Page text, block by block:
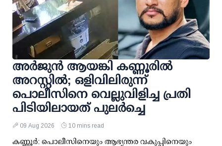
അര്‍ജുന്‍ ആയങ്കി കണ്ണൂരില്‍
അറസ്റ്റില്‍; ഒളിവിലിരുന്ന്
പൊലീസിനെ വെല്ലുവിളിച്ച പ്രതി
പിടിയിലായത് പുലര്‍ച്ചെ
09 Aug 2026 10 mins read
കണ്ണൂര്‍: പൊലീസിനെയും ആഭ്യന്തര വകുപ്പിനെയും